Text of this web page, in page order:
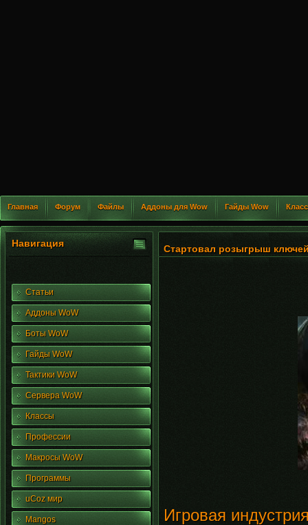
Главная Форум Файлы Аддоны для Wow Гайды Wow
Навигация
Статьи
Аддоны WoW
Боты WoW
Гайды WoW
Тактики WoW
Сервера WoW
Классы
Профессии
Макросы WoW
Программы
uCoz мир
Mangos
Стартовал розыгрыш
Игровая